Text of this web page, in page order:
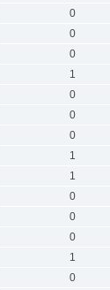
0
0
0
1
0
0
0
1
1
0
0
0
1
0